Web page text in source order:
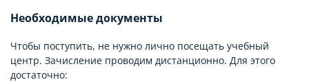
Необходимые документы
Чтобы поступить, не нужно лично посещать учебный
центр. Зачисление проводим дистанционно. Для этого
достаточно: